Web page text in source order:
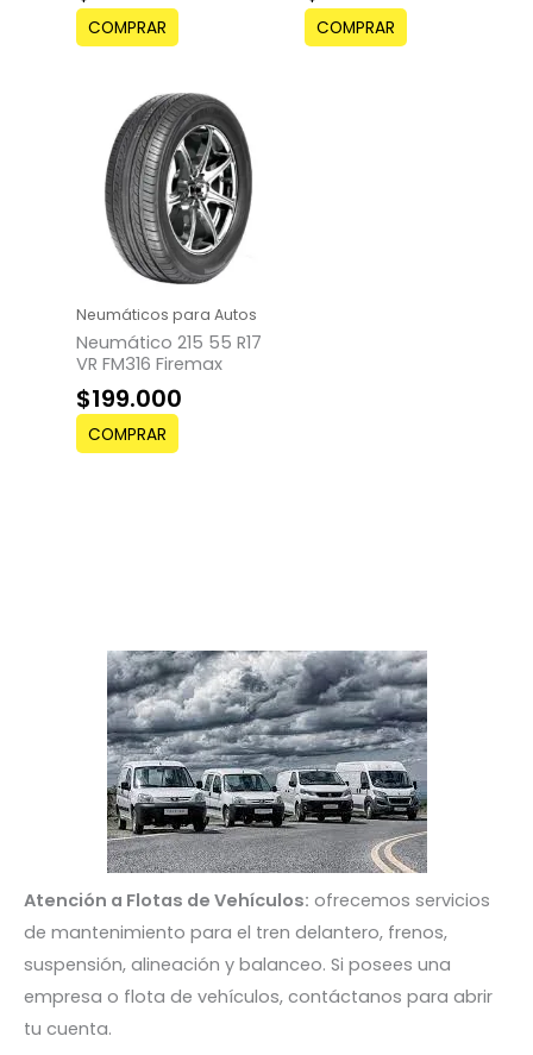
COMPRAR COMPRAR
Neumáticos para Autos
Neumático 215 55 R17
VR FM316 Firemax
$199.000
COMPRAR
Atención a Flotas de Vehículos: ofrecemos servicios
de mantenimiento para el tren delantero, frenos,
suspensión, alineación y balanceo. Si posees una
empresa o flota de vehículos, contáctanos para abrir
tu cuenta.